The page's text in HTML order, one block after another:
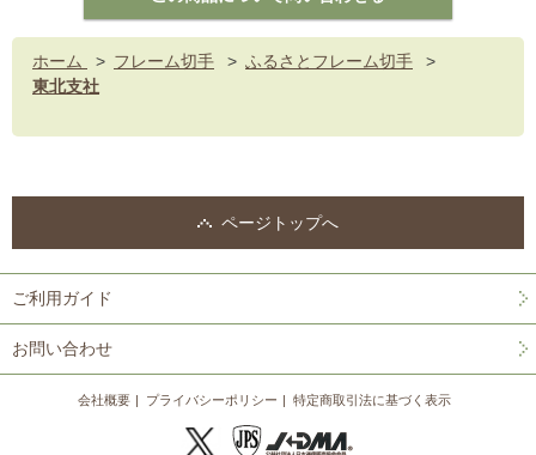
ホーム > フレーム切手 > ふるさとフレーム切手
>
東北支社
ページトップへ
ご利用ガイド
お問い合わせ
会社概要 プライバシーポリシー 特定商取引法に基づく表示